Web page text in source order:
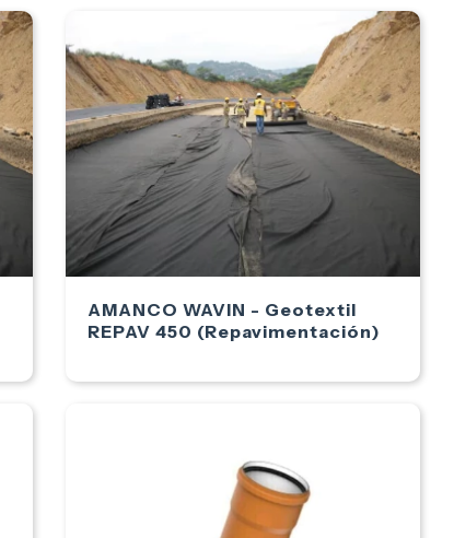
AMANCO WAVIN - Geotextil
REPAV 450 (Repavimentación)